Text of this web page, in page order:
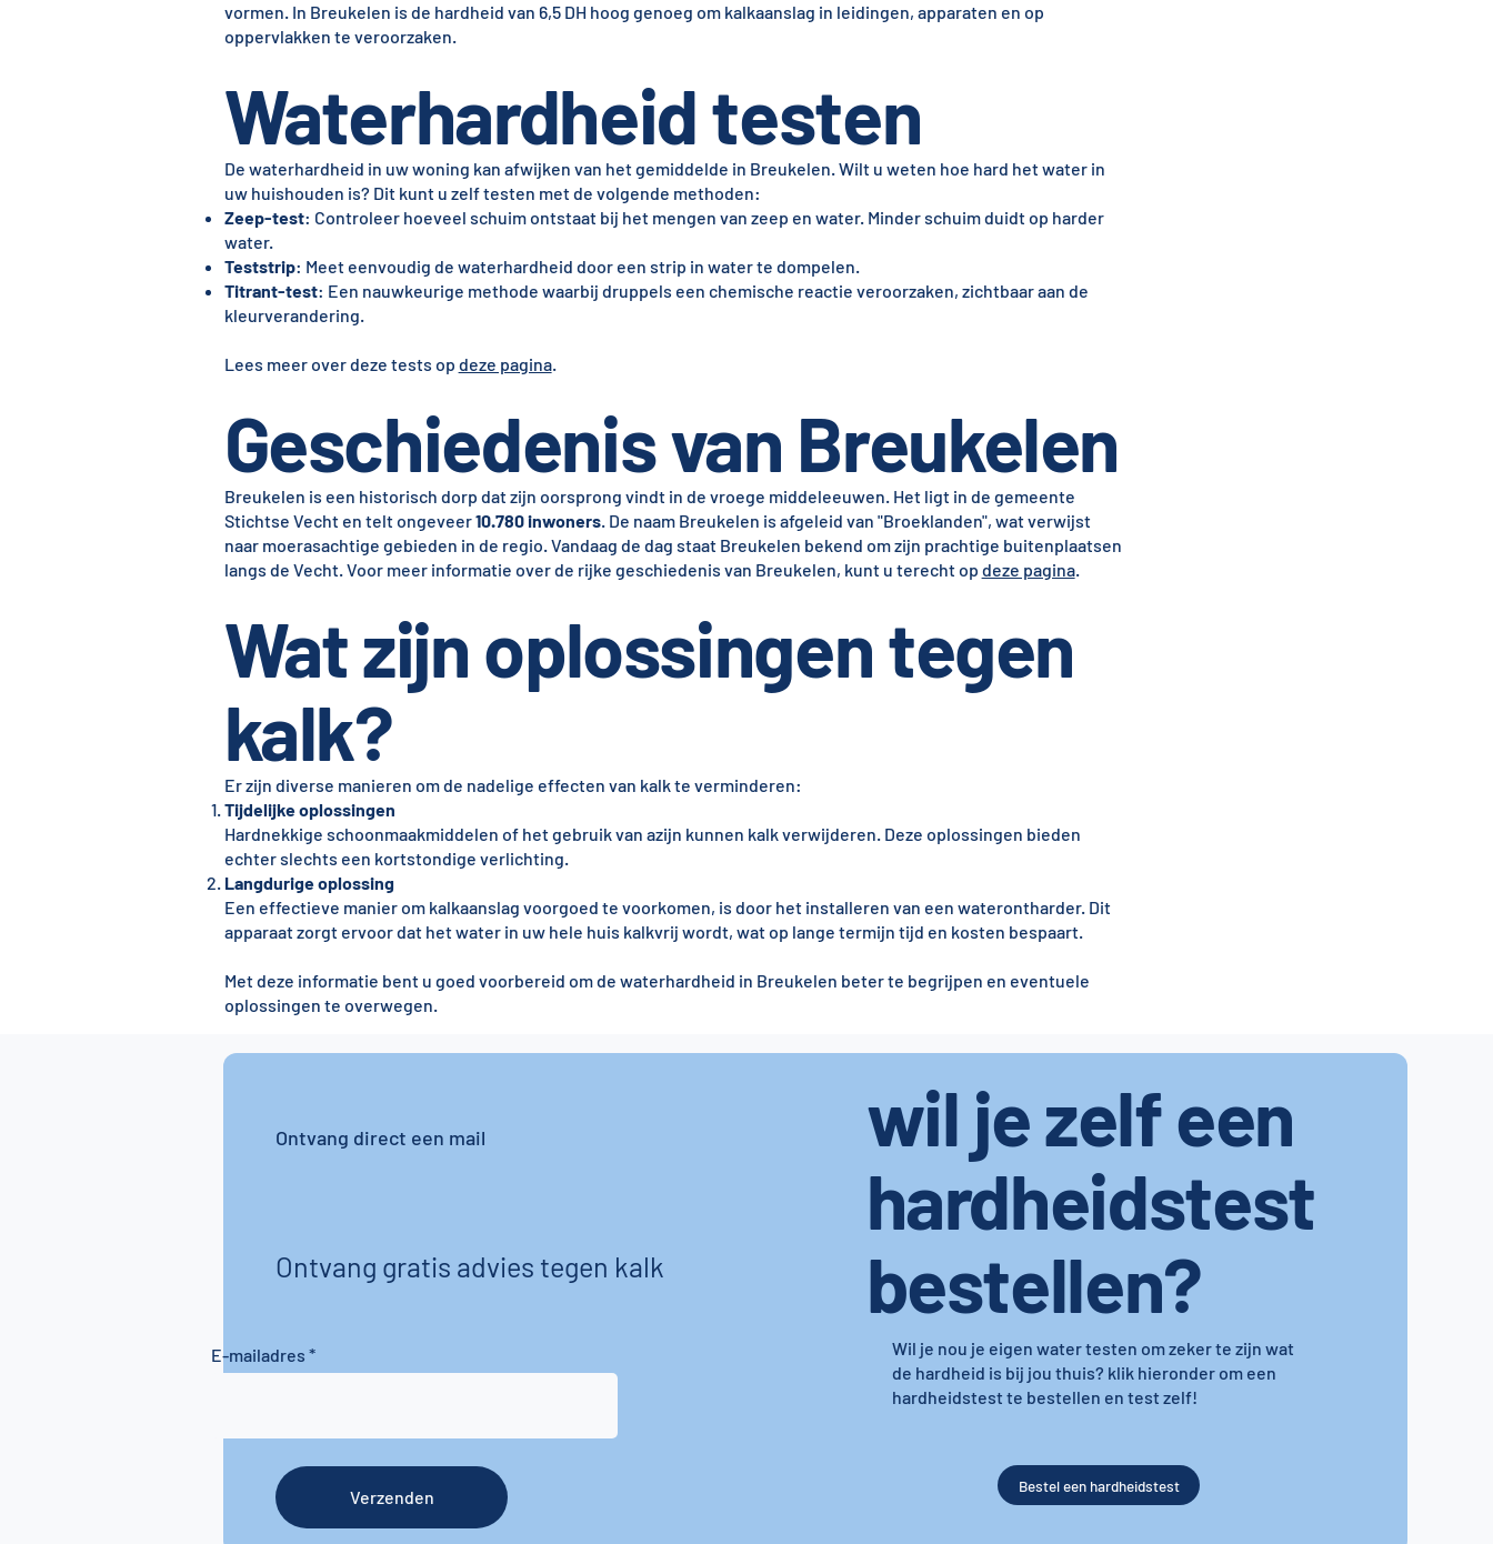
vormen. In Breukelen is de hardheid van 6,5 DH hoog genoeg om kalkaanslag in leidingen, apparaten en op
oppervlakken te veroorzaken.
Waterhardheid testen
De waterhardheid in uw woning kan afwijken van het gemiddelde in Breukelen. Wilt u weten hoe hard het water in
uw huishouden is? Dit kunt u zelf testen met de volgende methoden:
Zeep-test: Controleer hoeveel schuim ontstaat bij het mengen van zeep en water. Minder schuim duidt op harder
water.
Teststrip: Meet eenvoudig de waterhardheid door een strip in water te dompelen.
Titrant-test: Een nauwkeurige methode waarbij druppels een chemische reactie veroorzaken, zichtbaar aan de
kleurverandering.
Lees meer over deze tests op deze pagina.
Geschiedenis van Breukelen
Breukelen is een historisch dorp dat zijn oorsprong vindt in de vroege middeleeuwen. Het ligt in de gemeente
Stichtse Vecht en telt ongeveer10.780 inwoners. De naam Breukelen is afgeleid van "Broeklanden", wat verwijst
naar moerasachtige gebieden in de regio. Vandaag de dag staat Breukelen bekend om zijn prachtige buitenplaatsen
langs de Vecht. Voor meer informatie over de rijke geschiedenis van Breukelen, kunt u terecht op deze pagina.
Wat zijn oplossingen tegen
kalk?
Er zijn diverse manieren om de nadelige effecten van kalk te verminderen:
Tijdelijke oplossingen
Hardnekkige schoonmaakmiddelen of het gebruik van azijn kunnen kalk verwijderen. Deze oplossingen bieden
echter slechts een kortstondige verlichting.
Langdurige oplossing
Een effectieve manier om kalkaanslag voorgoed te voorkomen, is door het installeren van een waterontharder. Dit
apparaat zorgt ervoor dat het water in uw hele huis kalkvrij wordt, wat op lange termijn tijd en kosten bespaart.
Met deze informatie bent u goed voorbereid om de waterhardheid in Breukelen beter te begrijpen en eventuele
oplossingen te overwegen.
Ontvang gratis advies tegen kalk
Ontvang direct een mail
wil je zelf een
hardheidstest
bestellen?
E-mailadres
Wil je nou je eigen water testen om zeker te zijn wat
de hardheid is bij jou thuis? klik hieronder om een
hardheidstest te bestellen en test zelf!
Verzenden
Bestel een hardheidstest